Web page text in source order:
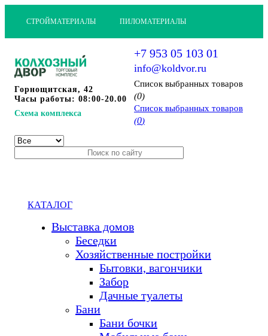
СТРОЙМАТЕРИАЛЫ ПИЛОМАТЕРИАЛЫ
Горнощитская, 42
Часы работы: 08:00-20.00
Схема комплекса
+7 953 05 103 01
info@koldvor.ru
Cписок выбранных товаров
(0)
Cписок выбранных товаров
(0)
КАТАЛОГ
Выставка домов
Беседки
Хозяйственные постройки
Бытовки, вагончики
Забор
Дачные туалеты
Бани
Бани бочки